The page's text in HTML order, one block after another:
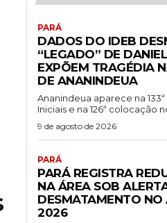
PARÁ
DADOS DO IDEB
“LEGADO” DE
EXPÕEM TRAGÉDIA
DE ANANINDEUA
Ananindeua aparece na
Iniciais e na 126ª colocação
9 de agosto de 2026
PARÁ
PARÁ REGISTRA
NA ÁREA SOB
DESMATAMENTO NO
2026